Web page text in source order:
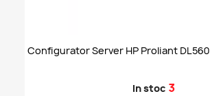
Configurator Server HP Proliant DL560
In stoc 3